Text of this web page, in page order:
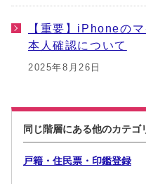
【重要】iPhoneの
本人確認について
2025年8月26日
同じ階層にある他のカテゴ
戸籍・住民票・印鑑登録